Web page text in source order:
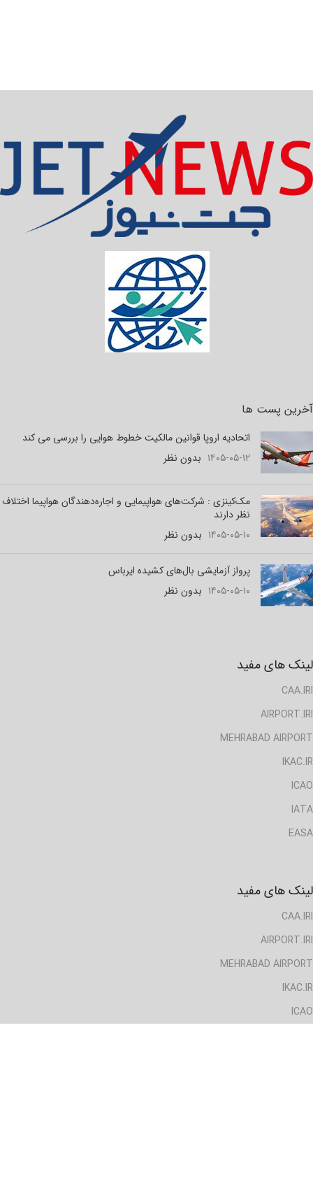
آخرین پست ها
اتحادیه اروپا قوانین مالکیت خطوط هوایی را بررسی می کند
۱۴۰۵-۰۵-۱۲ بدون نظر
مک‌کینزی : شرکت‌های هواپیمایی و اجاره‌دهندگان هواپیما اختلاف
نظر دارند
۱۴۰۵-۰۵-۱۰ بدون نظر
پرواز آزمایشی بال‌های کشیده ایرباس
۱۴۰۵-۰۵-۱۰ بدون نظر
لینک های مفید
CAA.IRI
AIRPORT.IRI
MEHRABAD AIRPORT
IKAC.IR
ICAO
IATA
EASA
لینک های مفید
CAA.IRI
AIRPORT.IRI
MEHRABAD AIRPORT
IKAC.IR
ICAO